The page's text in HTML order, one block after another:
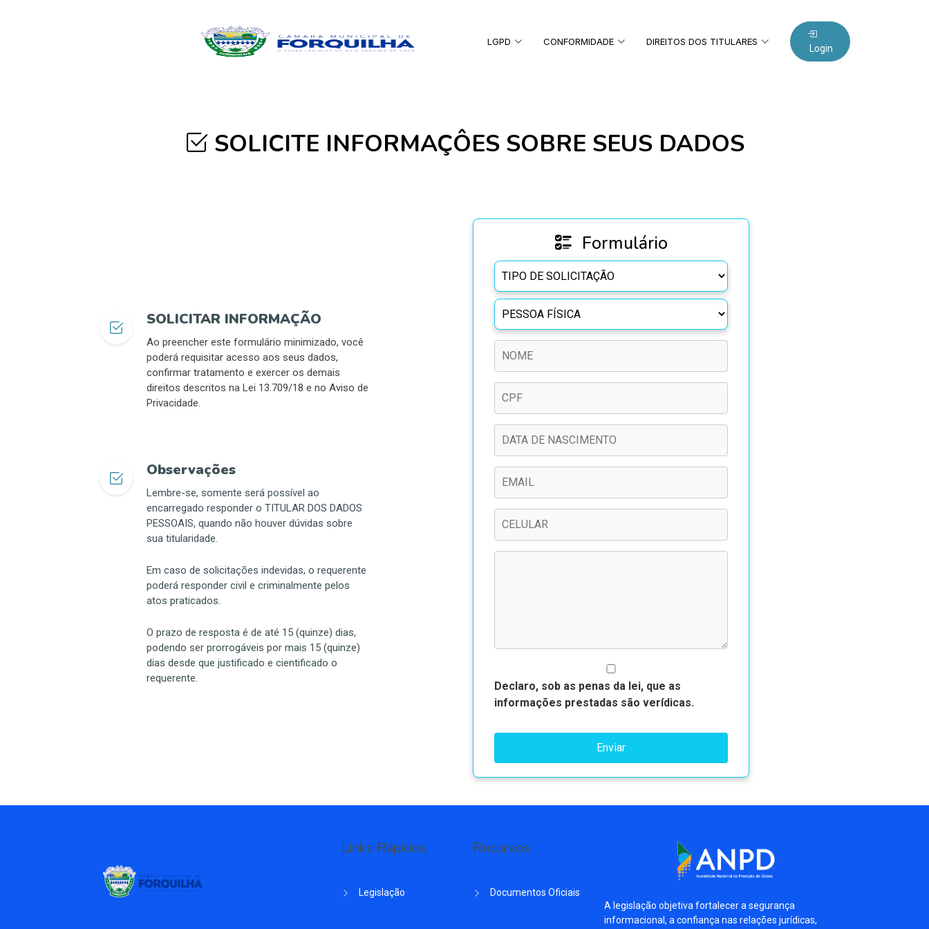
LGPD CONFORMIDADE DIREITOS DOS TITULARES
Login
SOLICITE INFORMAÇÔES SOBRE SEUS DADOS
SOLICITAR INFORMAÇÃO
Ao preencher este formulário minimizado, você
poderá requisitar acesso aos seus dados,
confirmar tratamento e exercer os demais
direitos descritos na Lei 13.709/18 e no Aviso de
Privacidade.
Observações
Lembre-se, somente será possível ao
encarregado responder o TITULAR DOS DADOS
PESSOAIS, quando não houver dúvidas sobre
sua titularidade.
Em caso de solicitações indevidas, o requerente
poderá responder civil e criminalmente pelos
atos praticados.
O prazo de resposta é de até 15 (quinze) dias,
podendo ser prorrogáveis por mais 15 (quinze)
dias desde que justificado e cientificado o
requerente.
Formulário
Declaro, sob as penas da lei, que as
informações prestadas são verídicas.
Enviar
Links Rápidos
Legislação
Recursos
Documentos Oficiais
A legislação objetiva fortalecer a segurança
informacional, a confiança nas relações jurídicas,